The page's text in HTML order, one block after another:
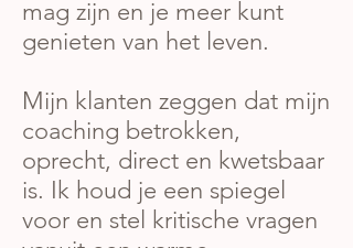
mag zijn en je meer kunt
genieten van het leven.
Mijn klanten zeggen dat mijn
coaching betrokken,
oprecht, direct en kwetsbaar
is. Ik houd je een spiegel
voor en stel kritische vragen